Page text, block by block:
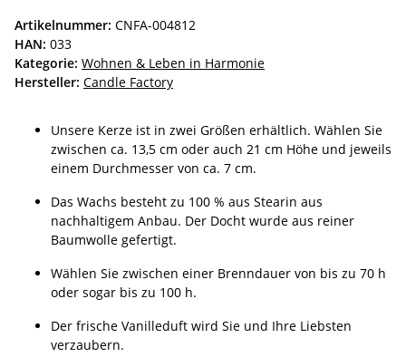
Artikelnummer: CNFA-004812
HAN: 033
Kategorie: Wohnen & Leben in Harmonie
Hersteller: Candle Factory
Unsere Kerze ist in zwei Größen erhältlich. Wählen Sie
zwischen ca. 13,5 cm oder auch 21 cm Höhe und jeweils
einem Durchmesser von ca. 7 cm.
Das Wachs besteht zu 100 % aus Stearin aus
nachhaltigem Anbau. Der Docht wurde aus reiner
Baumwolle gefertigt.
Wählen Sie zwischen einer Brenndauer von bis zu 70 h
oder sogar bis zu 100 h.
Der frische Vanilleduft wird Sie und Ihre Liebsten
verzaubern.